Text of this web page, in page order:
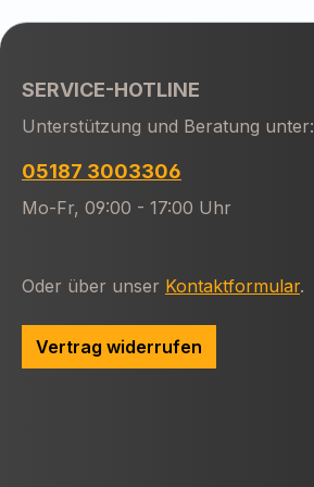
SERVICE-HOTLINE
Unterstützung und Beratung unter:
05187 3003306
Mo-Fr, 09:00 - 17:00 Uhr
Oder über unser Kontaktformular.
Vertrag widerrufen